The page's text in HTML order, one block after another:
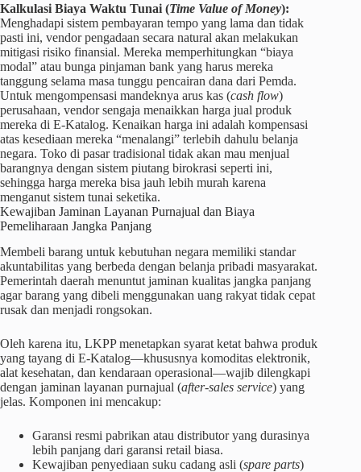
Kalkulasi Biaya Waktu Tunai (Time Value of Money):
Menghadapi sistem pembayaran tempo yang lama dan tidak
pasti ini, vendor pengadaan secara natural akan melakukan
mitigasi risiko finansial. Mereka memperhitungkan “biaya
modal” atau bunga pinjaman bank yang harus mereka
tanggung selama masa tunggu pencairan dana dari Pemda.
Untuk mengompensasi mandeknya arus kas (cash flow)
perusahaan, vendor sengaja menaikkan harga jual produk
mereka di E-Katalog. Kenaikan harga ini adalah kompensasi
atas kesediaan mereka “menalangi” terlebih dahulu belanja
negara. Toko di pasar tradisional tidak akan mau menjual
barangnya dengan sistem piutang birokrasi seperti ini,
sehingga harga mereka bisa jauh lebih murah karena
menganut sistem tunai seketika.
Kewajiban Jaminan Layanan Purnajual dan Biaya
Pemeliharaan Jangka Panjang
Membeli barang untuk kebutuhan negara memiliki standar
akuntabilitas yang berbeda dengan belanja pribadi masyarakat.
Pemerintah daerah menuntut jaminan kualitas jangka panjang
agar barang yang dibeli menggunakan uang rakyat tidak cepat
rusak dan menjadi rongsokan.
Oleh karena itu, LKPP menetapkan syarat ketat bahwa produk
yang tayang di E-Katalog—khususnya komoditas elektronik,
alat kesehatan, dan kendaraan operasional—wajib dilengkapi
dengan jaminan layanan purnajual (after-sales service) yang
jelas. Komponen ini mencakup:
Garansi resmi pabrikan atau distributor yang durasinya
lebih panjang dari garansi retail biasa.
Kewajiban penyediaan suku cadang asli (spare parts)